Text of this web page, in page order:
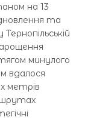
на 13
та
минулого
вдалося
метрів